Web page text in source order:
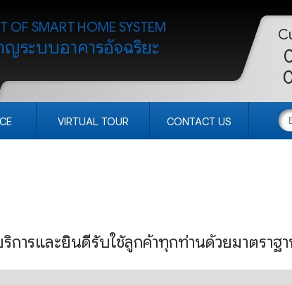
OF SMART HOME SYSTEM
ญระบบอาคารอัจฉริยะ
VIRTUAL TOUR CONTACT US
การและยินดีรับใชัลูกค้าทุกท่านด้วยมาตราฐ